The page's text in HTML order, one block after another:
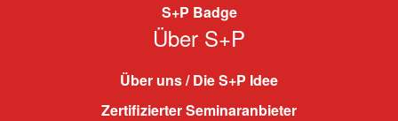
S+P Badge
Über S+P
Über uns / Die S+P Idee
Zertifizierter Seminaranbieter